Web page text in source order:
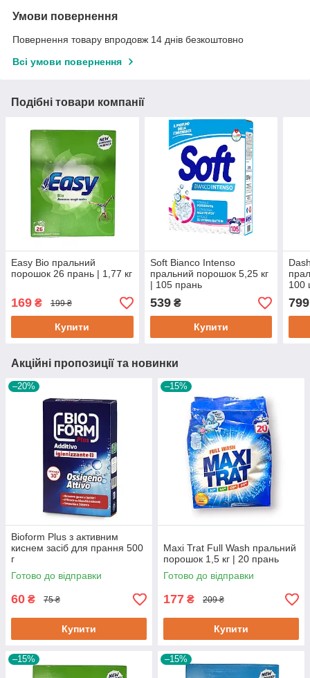
Умови повернення
Повернення товару впродовж 14 днів безкоштовно
Всі умови повернення
Подібні товари компанії
Easy Bio пральний
порошок 26 прань | 1,77 кг
169 ₴ 199 ₴
Купити
Soft Bianco Intenso
пральний порошок 5,25 кг
| 105 прань
539₴
Купити
100
799
Акційні пропозиції та новинки
–20%
Bioform Plus з активним
киснем засіб для прання 500
г
Готово до відправки
60 ₴ 75 ₴
Купити
–15%
Maxi Trat Full Wash пральний
порошок 1,5 кг | 20 прань
Готово до відправки
177 ₴ 209 ₴
Купити
–15% –15%